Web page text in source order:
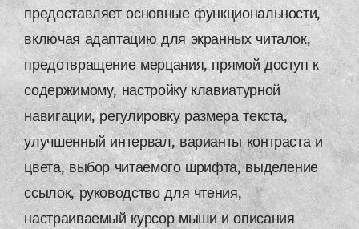
предоставляет основные функциональности,
включая адаптацию для экранных читалок,
предотвращение мерцания, прямой доступ к
содержимому, настройку клавиатурной
навигации, регулировку размера текста,
улучшенный интервал, варианты контраста и
цвета, выбор читаемого шрифта, выделение
ссылок, руководство для чтения,
настраиваемый курсор мыши и описания